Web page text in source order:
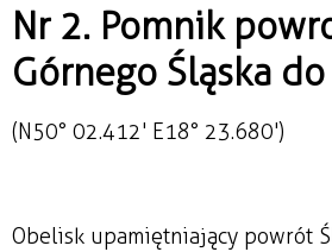
Nr 2. Pomnik
Górnego Śląska
(N50° 02.412' E18° 23.680')
Obelisk upamiętniający powrót